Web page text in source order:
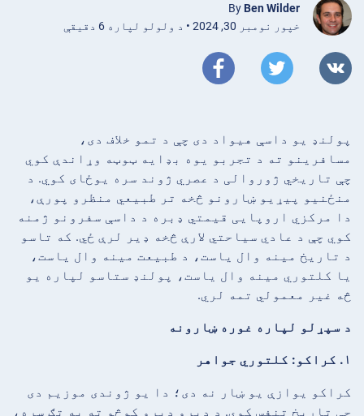
By Ben Wilder
خپور نومبر 30, 2024 • د ولولو لپاره 6 دقیقې
پولنډ یو داسې هیواد دی چې د تمو خلاف دی،
مسافرینو ته د تجربو یوه بډایه ټوټه وړاندې کوي
چې تاریخي ژوروالی د عصري ژوند سره یوځای کوي. د
منځنیو پیړیو ښارونو څخه تر طبیعي منظرو پورې،
دا مرکزي اروپایی قیمتي ډبره د داسې سفرونو ژمنه
کوي چې د عادي سیاحتي لارې څخه ډیر لرې ځي. که تاسو
د تاریخ مینه وال یاست، د طبیعت مینه وال یاست،
یا کلتوري مینه وال یاست، پولنډ ستاسو لپاره یو
څه غیر معمولي تمه لري.
د سپړلو لپاره غوره ښارونه
۱. کراکو: کلتوري جواهر
کراکو یوازې یو ښار نه دی؛ دا یو ژوندی موزیم دی
چې تاریخ تنفس کوي. د ډبرو ډبرو کوڅو ته په تګ سره،